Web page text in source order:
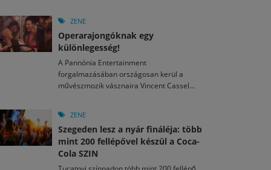
ZENE
Operarajongóknak egy
különlegesség!
A Pannónia Entertainment
forgalmazásában országosan kerül a
művészmozik vásznaira Vincent Cassel...
ZENE
Szegeden lesz a nyár fináléja: több
mint 200 fellépővel készül a Coca-
Cola SZIN